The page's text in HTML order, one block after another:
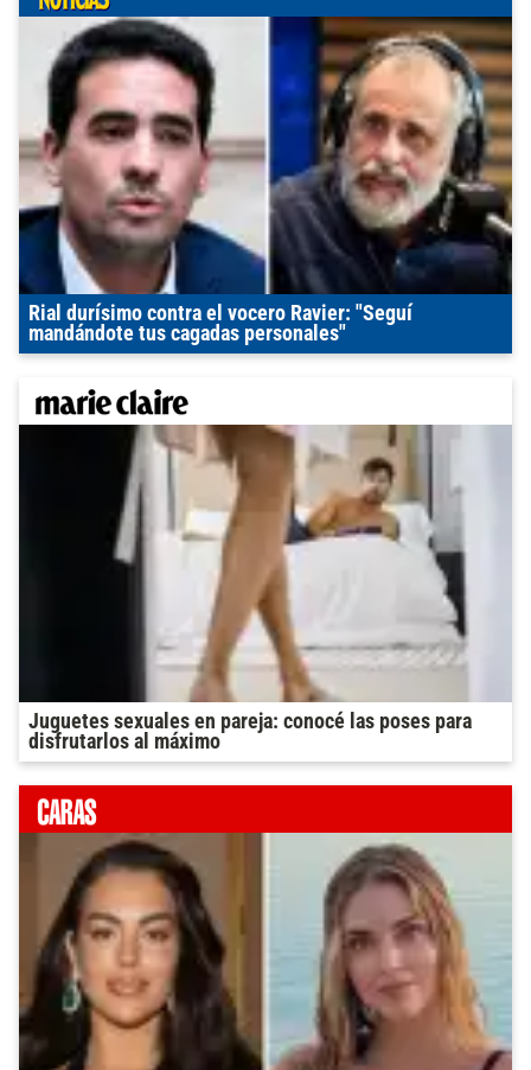
Rial durísimo contra el vocero Ravier: "Seguí
mandándote tus cagadas personales"
Juguetes sexuales en pareja: conocé las poses para
disfrutarlos al máximo